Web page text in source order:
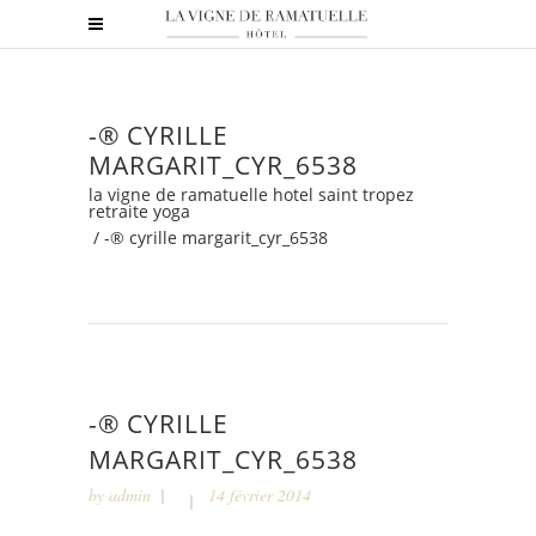
-® CYRILLE
MARGARIT_CYR_6538
la vigne de ramatuelle hotel saint tropez
retraite yoga
/ -® cyrille margarit_cyr_6538
-® CYRILLE
MARGARIT_CYR_6538
by admin 14 février 2014